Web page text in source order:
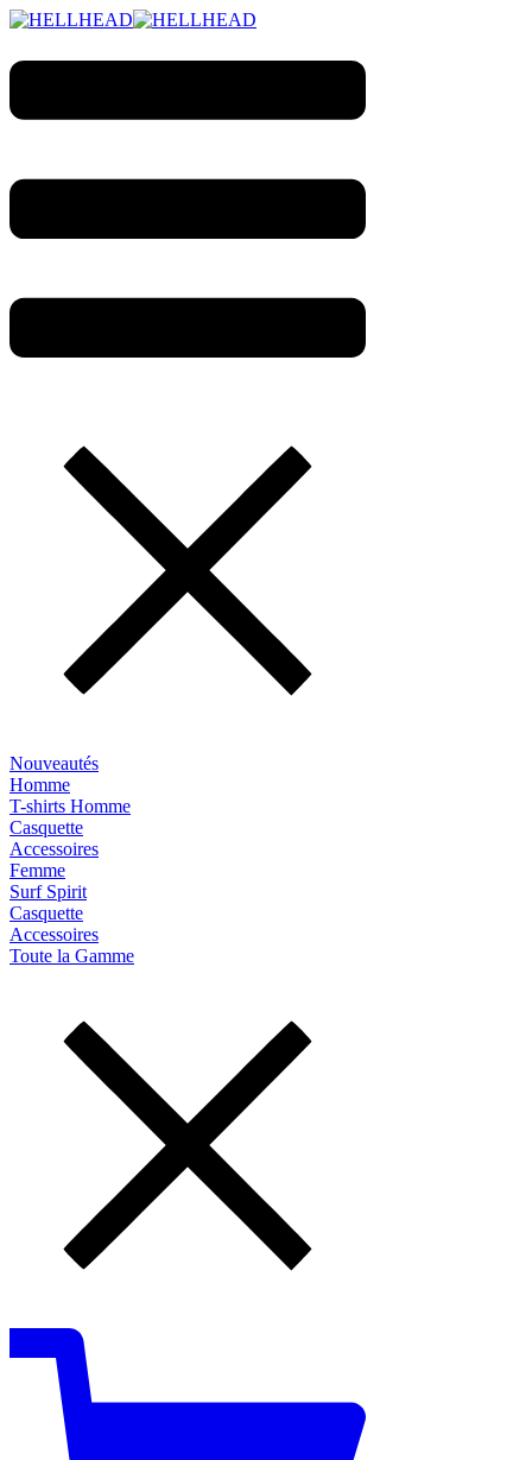
Nouveautés
Homme
T-shirts Homme
Casquette
Accessoires
Femme
Surf Spirit
Casquette
Accessoires
Toute la Gamme